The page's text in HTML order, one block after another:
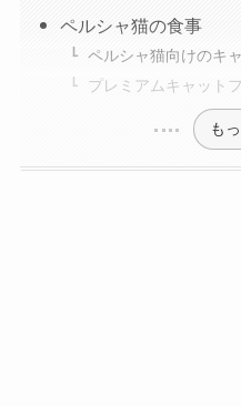
ペルシャ猫の食事
ペルシャ猫向けのキ
プレミアムキャット
も